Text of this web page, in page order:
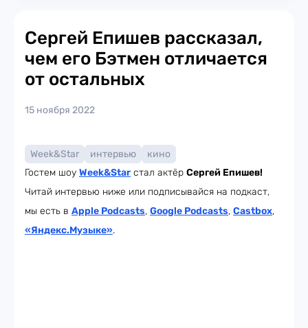
Сергей Епишев рассказал,
чем его Бэтмен отличается
от остальных
15 ноября 2022
Week&Star интервью
кино
Гостем шоу Week&Star стал актёр Сергей Епишев!
Читай интервью ниже или подписывайся на подкаст,
мы есть в Apple Podcasts, Google Podcasts, Castbox,
«Яндекс.Музыке».